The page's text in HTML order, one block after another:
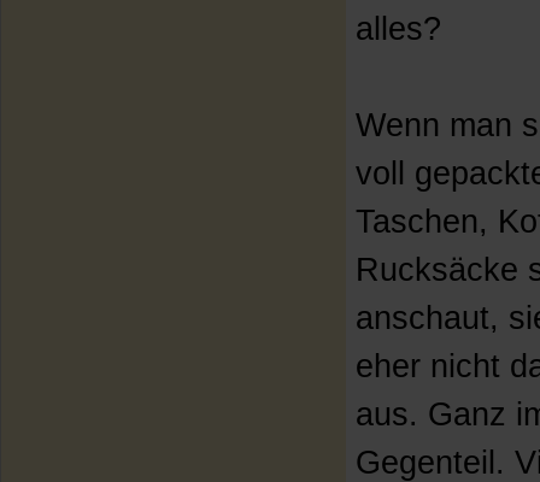
alles?
Wenn man
voll
Taschen,
Rucksäcke
anschaut,
eher nicht
aus. Ganz
Gegenteil.